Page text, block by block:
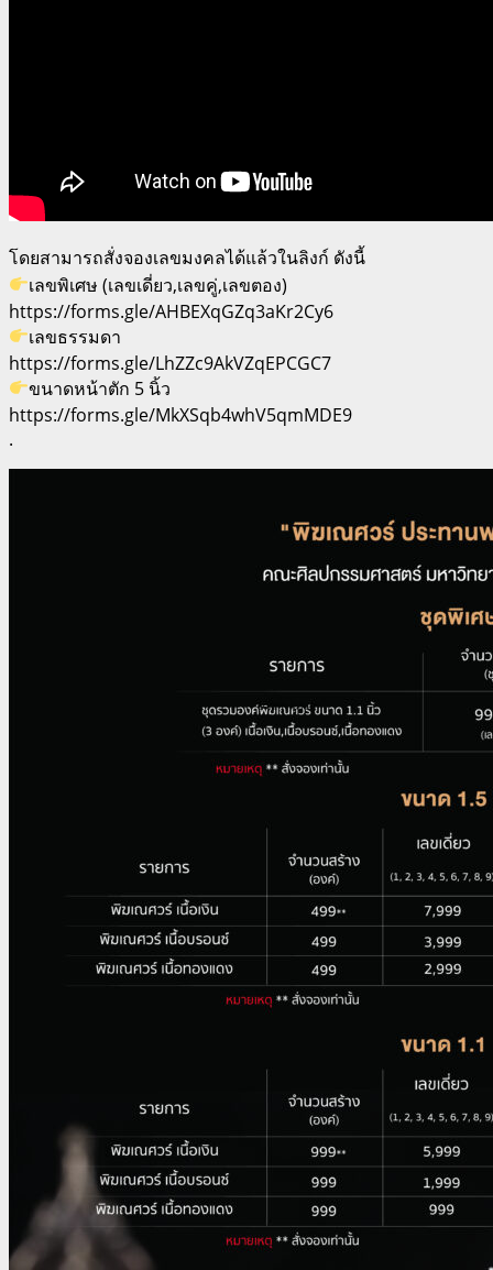
โดยสามารถสั่งจองเลขมงคลได้แล้วในลิงก์ ดังนี้
เลขพิเศษ (เลขเดี่ยว,เลขคู่,เลขตอง)
https://forms.gle/AHBEXqGZq3aKr2Cy6
เลขธรรมดา
https://forms.gle/LhZZc9AkVZqEPCGC7
ขนาดหน้าตัก 5 นิ้ว
https://forms.gle/MkXSqb4whV5qmMDE9
.